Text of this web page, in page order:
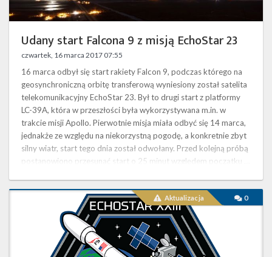
Udany start Falcona 9 z misją EchoStar 23
czwartek, 16 marca 2017 07:55
16 marca odbył się start rakiety Falcon 9, podczas którego na
geosynchroniczną orbitę transferową wyniesiony został satelita
telekomunikacyjny EchoStar 23. Był to drugi start z platformy
LC-39A, która w przeszłości była wykorzystywana m.in. w
trakcie misji Apollo. Pierwotnie misja miała odbyć się 14 marca,
jednakże ze względu na niekorzystną pogodę, a konkretnie zbyt
silny wiatr, start tego dnia został odwołany. Przed kolejną próbą
postanowiono przesunąć start o 25 minut względem początku …
satelitą EchoStar
Aktualizacja 0